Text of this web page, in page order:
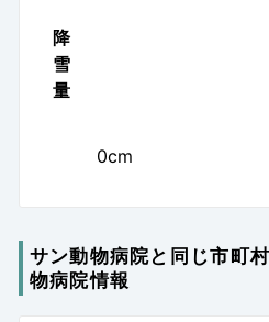
降
雪
量
0cm
サン動物病院と同じ市町
物病院情報